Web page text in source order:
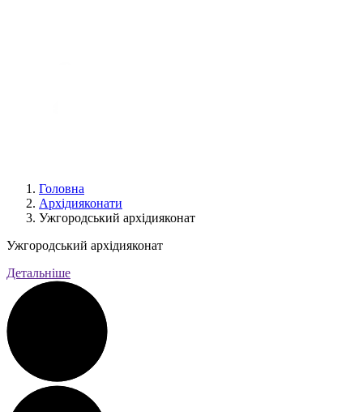
Головна
Архідияконати
Ужгородський архідияконат
Ужгородський архідияконат
Детальніше